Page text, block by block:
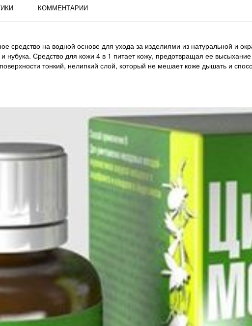
КОММЕНТАРИИ
средство на водной основе для ухода за изделиями из натуральной и
нубука. Средство для кожи 4 в 1 питает кожу, предотвращая ее
тонкий, нелипкий слой, который не мешает коже дышать и